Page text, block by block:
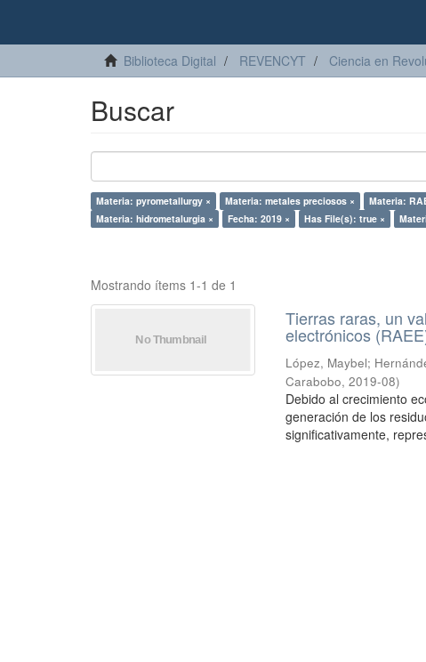
Biblioteca Digital REVENCYT Ciencia en
Buscar
Materia: pyrometallurgy × Materia: metales preciosos × Materia:
Materia: hidrometalurgia ×
Fecha: 2019 × Has File(s): true ×
Mostrando ítems 1-1 de 1
Tierras raras, un
electrónicos
López, Maybel;
Carabobo,2019-08)
Debido al crecimiento
generación de los
significativamente,